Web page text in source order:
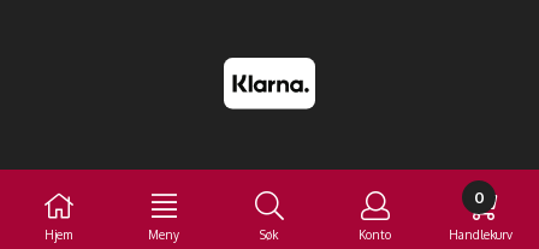
Hjem Meny Søk Konto
0
Handlekurv